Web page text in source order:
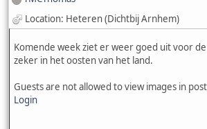
Location: Heteren (Dichtbij Arnhem)
Komende week ziet er weer goed uit voor
zeker in het oosten van het land.
Guests are not allowed to view images in
Login